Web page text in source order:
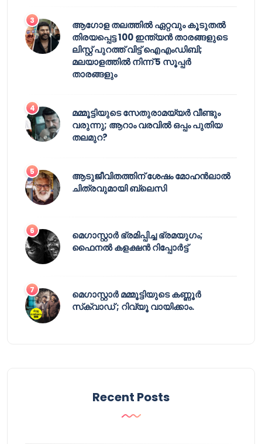
ആഗോള തലത്തിൽ ഏറ്റവും കൂടുതൽ
തിരയപ്പെട്ട 100 ഇന്ത്യൻ താരങ്ങളുടെ
ലിസ്റ്റ് പുറത്ത് വിട്ട് ഐഎംഡിബി;
മലയാളത്തിൽ നിന്ന് 5 സൂപ്പർ
താരങ്ങളും
മമ്മൂട്ടിയുടെ സേതുരാമയ്യർ വീണ്ടും
വരുന്നു; ആറാം വരവിൽ ഒപ്പം പുതിയ
തലമുറ?
ആടുജീവിതത്തിന് ശേഷം മോഹൻലാൽ
ചിത്രവുമായി ബ്ലെസി
മെഗാസ്റ്റാർ ഭ്രമിപ്പിച്ച ഭ്രമയുഗം;
ഫൈനൽ കളക്ഷൻ റിപ്പോർട്ട്
മെഗാസ്റ്റാർ മമ്മൂട്ടിയുടെ കണ്ണൂർ
സ്‌ക്വാഡ് ; റിവ്യൂ വായിക്കാം.
Recent Posts